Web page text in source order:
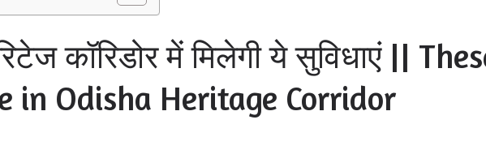
कॉरिडोर में मिलेगी ये सुविधाएं ||
in Odisha Heritage Corridor